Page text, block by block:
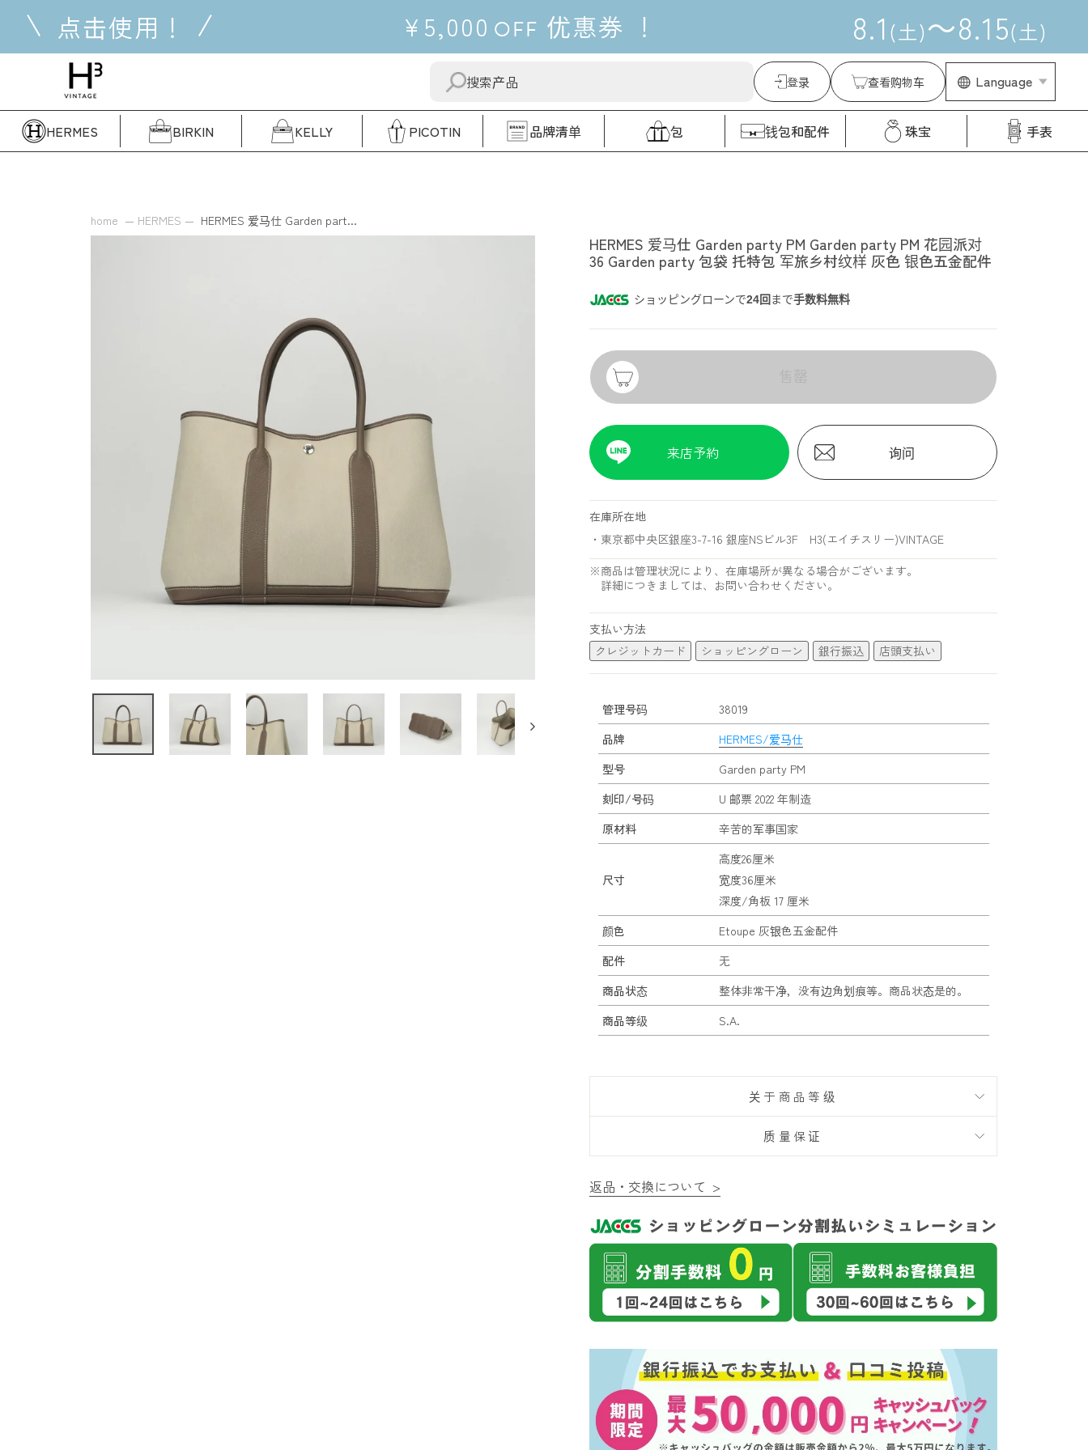
点击使用！ ¥5,000 OFF 优惠券 ！ 8.1 (土)～8.15(土)
发
"关
登录 查看购物车 Language
HERMES BIRKIN KELLY PICOTIN 品牌清单 包 钱包和配件 珠宝 手表
home HERMES HERMES 爱马仕 Garden part...
HERMES 爱马仕 Garden party PM Garden party PM 花园派对
36 Garden party 包袋 托特包 军旅乡村纹样 灰色 银色五金配件
ショッピングローンで24回 まで手数料無料
来店予約 询问
在庫所在地
・東京都中央区銀座3-7-16 銀座NSビル3F H3(エイチスリー)VINTAGE
※商品は管理状況により、在庫場所が異なる場合がございます。
詳細につきましては、お問い合わせください。
支払い方法
クレジットカード
ショッピングローン 銀行振込 店頭支払い
管理号码
38019
品牌
HERMES/爱马仕
型号
Garden party PM
刻印/号码
U 邮票 2022 年制造
原材料
辛苦的军事国家
尺寸
高度26厘米
宽度36厘米
深度/角板 17 厘米
颜色
Etoupe 灰银色五金配件
配件
无
商品状态
整体非常干净，没有边角划痕等。商品状态是的。
商品等级
S.A.
关于商品等级
质量保证
返品・交換について >